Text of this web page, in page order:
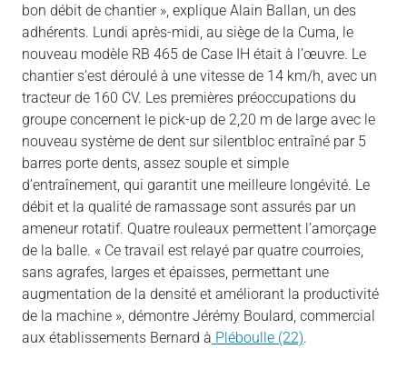
bon débit de chantier », explique Alain Ballan, un des
adhérents. Lundi après-midi, au siège de la Cuma, le
nouveau modèle RB 465 de Case IH était à l’œuvre. Le
chantier s’est déroulé à une vitesse de 14 km/h, avec un
tracteur de 160 CV. Les premières préoccupations du
groupe concernent le pick-up de 2,20 m de large avec le
nouveau système de dent sur silentbloc entraîné par 5
barres porte dents, assez souple et simple
d’entraînement, qui garantit une meilleure longévité. Le
débit et la qualité de ramassage sont assurés par un
ameneur rotatif. Quatre rouleaux permettent l’amorçage
de la balle. « Ce travail est relayé par quatre courroies,
sans agrafes, larges et épaisses, permettant une
augmentation de la densité et améliorant la productivité
de la machine », démontre Jérémy Boulard, commercial
aux établissements Bernard à Pléboulle (22).